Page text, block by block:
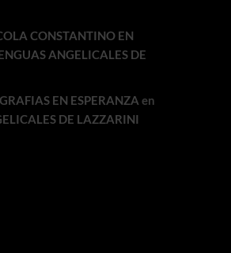
CONSTANTINO EN
ANGELICALES DE
EN ESPERANZA en
DE LAZZARINI